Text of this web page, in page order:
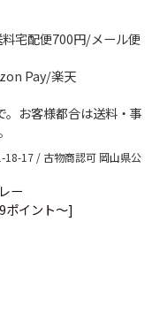
宅配便700円/メール便
Pay/楽天
お客様都合は送料・事
18-17 / 古物商認可 岡山県公
ー
ポイント～]